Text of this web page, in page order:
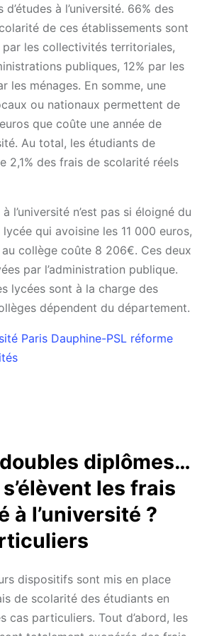
à l’université. 66% des
de ces établissements sont
par les collectivités territoriales,
publiques, 12% par les
les ménages. En somme, une
ou nationaux permettent de
que coûte une année de
Au total, les étudiants de
2,1% des frais de scolarité réels
l’université n’est pas si éloigné du
lycée qui avoisine les 11 000 euros,
au collège coûte 8 206€. Ces deux
par l’administration publique.
lycées sont à la charge des
dépendent du département.
Paris Dauphine-PSL réforme
diplômes…
les frais
à l’université ?
dispositifs sont mis en place
de scolarité des étudiants en
cas particuliers. Tout d’abord, les